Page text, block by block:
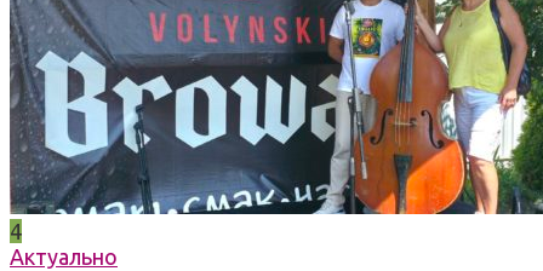
4
Актуально